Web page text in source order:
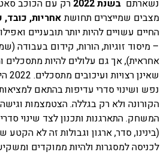
נשארתם בשנת 2022
רק עם הכוכב
מצבים שמייצרים תחושתאחריות,
החיים עשויים להיות יותר תובעניים
– מיסוד זוגיות, הורות, קידום בעבודה
אחראית), אך גם עלולים להיות מתסכלים
נפש ושינוי סדרי עדיפות בהתאם
הקורונה ולא רק בגללה. הצטמצמות
המשחק. התארגנות ותכנון לצד שינוי סדרי
(בינינו, סדר, ארגון וגבולות זה לא
לכניסה למסגרות ולהיות ממוקדים